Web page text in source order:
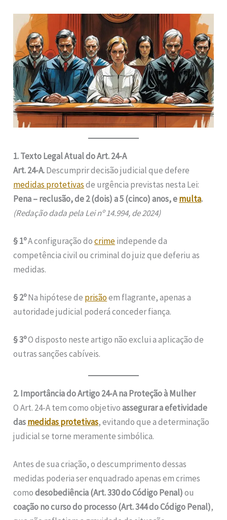
1. Texto Legal Atual do Art. 24-A
Art. 24-A.Descumprir decisão judicial que defere
medidas protetivasde urgência previstas nesta Lei:
Pena – reclusão, de 2 (dois) a 5 (cinco) anos, emulta.
(Redação dada pela Lei nº 14.994, de 2024)
§ 1ºA configuração docrimeindepende da
competência civil ou criminal do juiz que deferiu as
medidas.
§ 2ºNa hipótese de prisãoem flagrante, apenas a
autoridade judicial poderá conceder fiança.
§ 3ºO disposto neste artigo não exclui a aplicação de
outras sanções cabíveis.
2. Importância do Artigo 24-A na Proteção à Mulher
O Art. 24-A tem como objetivoassegurar a efetividade
dasmedidas protetivas, evitando que a determinação
judicial se torne meramente simbólica.
Antes de sua criação, o descumprimento dessas
medidas poderia ser enquadrado apenas em crimes
comodesobediência (Art. 330 do Código Penal)ou
coação no curso do processo (Art. 344 do Código Penal),